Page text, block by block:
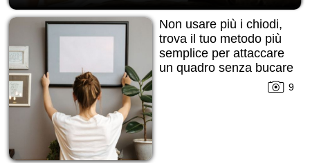
Non usare più i chiodi,
trova il tuo metodo più
semplice per attaccare
un quadro senza bucare
9